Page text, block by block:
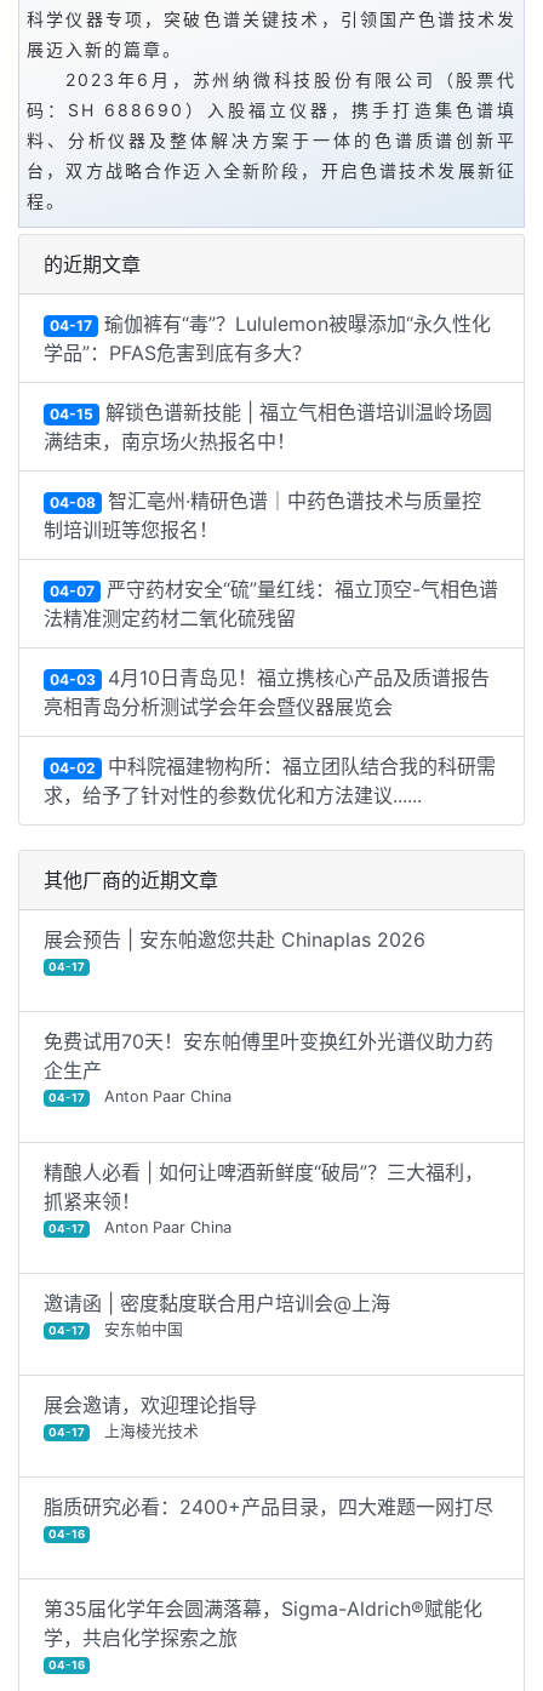
科学仪器专项，突破色谱关键技术，引领国产色谱技术发
展迈入新的篇章。
2023年6月，苏州纳微科技股份有限公司（股票代
码：SH 688690）入股福立仪器，携手打造集色谱填
料、分析仪器及整体解决方案于一体的色谱质谱创新平
台，双方战略合作迈入全新阶段，开启色谱技术发展新征
程。
的近期文章
04-17 瑜伽裤有“毒”？Lululemon被曝添加“永久性化
学品”：PFAS危害到底有多大？
04-15 解锁色谱新技能 | 福立气相色谱培训温岭场圆
满结束，南京场火热报名中！
04-08 智汇亳州·精研色谱｜中药色谱技术与质量控
制培训班等您报名！
04-07 严守药材安全“硫”量红线：福立顶空-气相色谱
法精准测定药材二氧化硫残留
04-03 4月10日青岛见！福立携核心产品及质谱报告
亮相青岛分析测试学会年会暨仪器展览会
04-02 中科院福建物构所：福立团队结合我的科研需
求，给予了针对性的参数优化和方法建议......
其他厂商的近期文章
展会预告 | 安东帕邀您共赴 Chinaplas 2026
04-17
免费试用70天！安东帕傅里叶变换红外光谱仪助力药
企生产
04-17 Anton Paar China
精酿人必看 | 如何让啤酒新鲜度“破局”？三大福利，
抓紧来领！
04-17 Anton Paar China
邀请函 | 密度黏度联合用户培训会@上海
04-17 安东帕中国
展会邀请，欢迎理论指导
04-17 上海棱光技术
脂质研究必看：2400+产品目录，四大难题一网打尽
04-16
第35届化学年会圆满落幕，Sigma-Aldrich®赋能化
学，共启化学探索之旅
04-16